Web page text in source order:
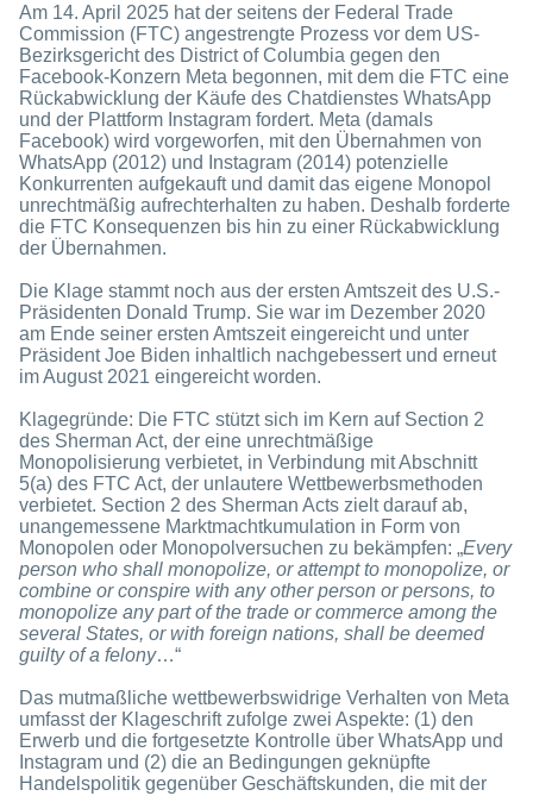
Am 14. April 2025 hat der seitens der Federal Trade
Commission (FTC) angestrengte Prozess vor dem US-
Bezirksgericht des District of Columbia gegen den
Facebook-Konzern Meta begonnen, mit dem die FTC eine
Rückabwicklung der Käufe des Chatdienstes WhatsApp
und der Plattform Instagram fordert. Meta (damals
Facebook) wird vorgeworfen, mit den Übernahmen von
WhatsApp (2012) und Instagram (2014) potenzielle
Konkurrenten aufgekauft und damit das eigene Monopol
unrechtmäßig aufrechterhalten zu haben. Deshalb forderte
die FTC Konsequenzen bis hin zu einer Rückabwicklung
der Übernahmen.
Die Klage stammt noch aus der ersten Amtszeit des U.S.-
Präsidenten Donald Trump. Sie war im Dezember 2020
am Ende seiner ersten Amtszeit eingereicht und unter
Präsident Joe Biden inhaltlich nachgebessert und erneut
im August 2021 eingereicht worden.
Klagegründe: Die FTC stützt sich im Kern auf Section 2
des Sherman Act, der eine unrechtmäßige
Monopolisierung verbietet, in Verbindung mit Abschnitt
5(a) des FTC Act, der unlautere Wettbewerbsmethoden
verbietet. Section 2 des Sherman Acts zielt darauf ab,
unangemessene Marktmachtkumulation in Form von
Monopolen oder Monopolversuchen zu bekämpfen: „Every
person who shall monopolize, or attempt to monopolize, or
combine or conspire with any other person or persons, to
monopolize any part of the trade or commerce among the
several States, or with foreign nations, shall be deemed
guilty of a felony…“
Das mutmaßliche wettbewerbswidrige Verhalten von Meta
umfasst der Klageschrift zufolge zwei Aspekte: (1) den
Erwerb und die fortgesetzte Kontrolle über WhatsApp und
Instagram und (2) die an Bedingungen geknüpfte
Handelspolitik gegenüber Geschäftskunden, die mit der